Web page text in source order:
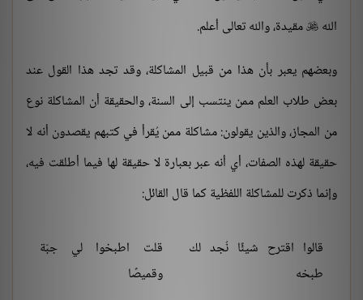
الله  مقيدة، والله تعالى أعلم.
وبعضهم يعبر بأن هذا من قبيل المشاكلة، وقد تجد هذا القول عند
بعض طلاب العلم ممن ينتسب إلى السنة، والحقيقة أن المشاكلة نوع
من المجاز، والذين يقولون: مشاكلة ممن يُقرأ في كتبهم يقصدون أنه لا
حقيقة لهذه الصفات، أي أنه عبر بعبارة لا حقيقة لها فيما أطلقت فيه،
وإنما ذكرت للمشاكلة اللفظية كما قال القائل:
قالوا اقترح شيئًا نُجد لك
طبخه
قلت اطبخوا لي جبّة
وقميصًا